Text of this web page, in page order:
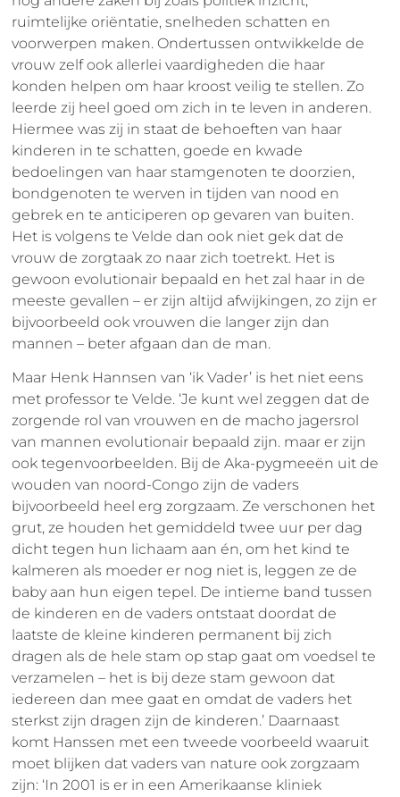
ruimtelijke oriëntatie, snelheden schatten en
voorwerpen maken. Ondertussen ontwikkelde de
vrouw zelf ook allerlei vaardigheden die haar
konden helpen om haar kroost veilig te stellen. Zo
leerde zij heel goed om zich in te leven in anderen.
Hiermee was zij in staat de behoeften van haar
kinderen in te schatten, goede en kwade
bedoelingen van haar stamgenoten te doorzien,
bondgenoten te werven in tijden van nood en
gebrek en te anticiperen op gevaren van buiten.
Het is volgens te Velde dan ook niet gek dat de
vrouw de zorgtaak zo naar zich toetrekt. Het is
gewoon evolutionair bepaald en het zal haar in de
meeste gevallen – er zijn altijd afwijkingen, zo zijn er
bijvoorbeeld ook vrouwen die langer zijn dan
mannen – beter afgaan dan de man.
Maar Henk Hannsen van ‘ik Vader’ is het niet eens
met professor te Velde. ‘Je kunt wel zeggen dat de
zorgende rol van vrouwen en de macho jagersrol
van mannen evolutionair bepaald zijn. maar er zijn
ook tegenvoorbeelden. Bij de Aka-pygmeeën uit de
wouden van noord-Congo zijn de vaders
bijvoorbeeld heel erg zorgzaam. Ze verschonen het
grut, ze houden het gemiddeld twee uur per dag
dicht tegen hun lichaam aan én, om het kind te
kalmeren als moeder er nog niet is, leggen ze de
baby aan hun eigen tepel. De intieme band tussen
de kinderen en de vaders ontstaat doordat de
laatste de kleine kinderen permanent bij zich
dragen als de hele stam op stap gaat om voedsel te
verzamelen – het is bij deze stam gewoon dat
iedereen dan mee gaat en omdat de vaders het
sterkst zijn dragen zijn de kinderen.’ Daarnaast
komt Hanssen met een tweede voorbeeld waaruit
moet blijken dat vaders van nature ook zorgzaam
zijn: ‘In 2001 is er in een Amerikaanse kliniek